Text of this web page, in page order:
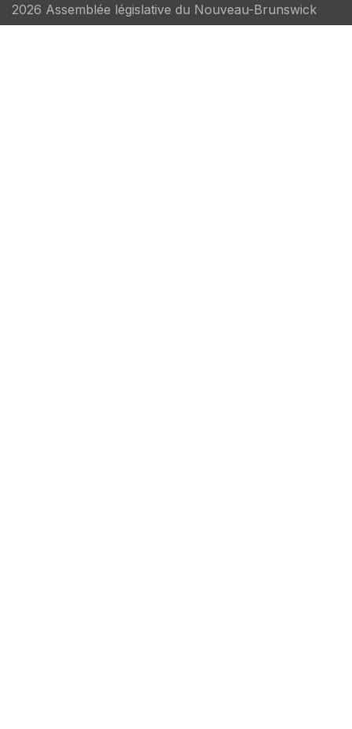
2026 Assemblée législative du Nouveau-Brunswick